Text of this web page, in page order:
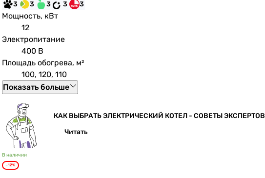
3 3 3 3 3
Мощность, кВт
12
Электропитание
400 В
Площадь обогрева, м²
100, 120, 110
Показать больше
КАК ВЫБРАТЬ ЭЛЕКТРИЧЕСКИЙ КОТЕЛ - СОВЕТЫ ЭКСПЕРТОВ
Читать
В наличии
-12%